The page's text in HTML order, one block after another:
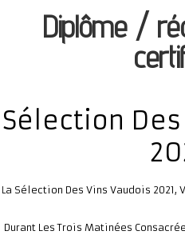
Boutique ▼
レセプション
Diplôme /
Sélection
LA Sélection Des Vins Vaudois 2021,
Durant Les Trois Matinées